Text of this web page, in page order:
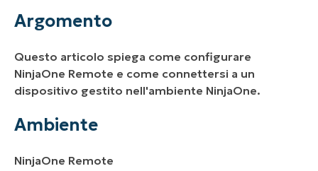
Risorse aggiuntive:
Argomento
Questo articolo spiega come configurare
NinjaOne Remote e come connettersi a un
dispositivo gestito nell'ambiente NinjaOne.
Ambiente
NinjaOne Remote